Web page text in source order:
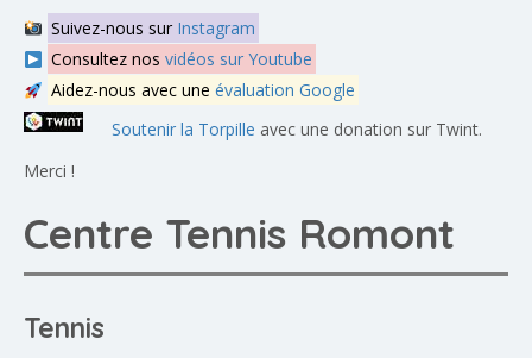
Suivez-nous sur Instagram
Consultez nos vidéos sur Youtube
Aidez-nous avec une évaluation Google
Soutenir la Torpille avec une donation sur Twint.
Merci !
Centre Tennis Romont
Tennis